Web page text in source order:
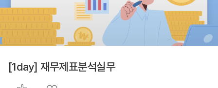
[1day] 재무제표분석실무